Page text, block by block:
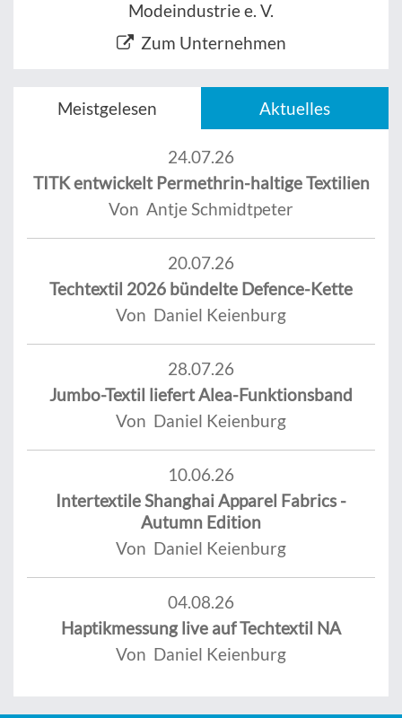
Modeindustrie e. V.
Zum Unternehmen
Meistgelesen Aktuelles
24.07.26
TITK entwickelt Permethrin-haltige Textilien
Von Antje Schmidtpeter
20.07.26
Techtextil 2026 bündelte Defence-Kette
Von Daniel Keienburg
28.07.26
Jumbo-Textil liefert Alea-Funktionsband
Von Daniel Keienburg
10.06.26
Intertextile Shanghai Apparel Fabrics -
Autumn Edition
Von Daniel Keienburg
04.08.26
Haptikmessung live auf Techtextil NA
Von Daniel Keienburg